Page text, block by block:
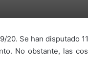
20. Se han disputado
No obstante, las